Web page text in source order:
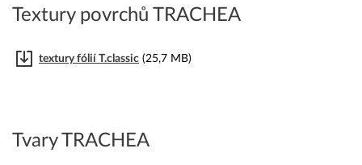
Textury povrchů TRACHEA
textury fólií T.classic (25,7 MB)
Tvary TRACHEA